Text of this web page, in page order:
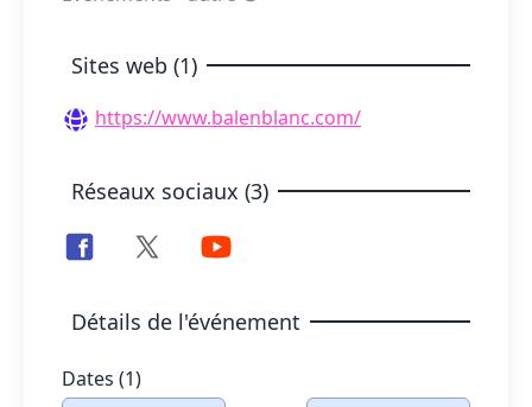
Sites web (1)
https://www.balenblanc.com/
Réseaux sociaux (3)
Détails de l'événement
Dates (1)